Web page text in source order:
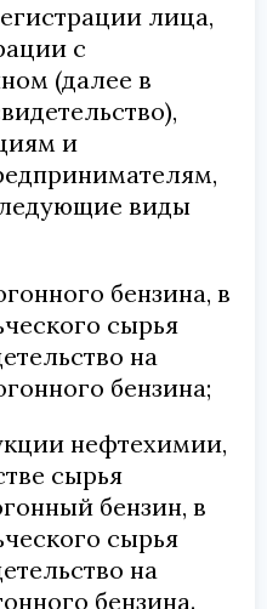
лица,
с
(далее в
и
виды
бензина, в
сырья
на
бензина;
нефтехимии,
сырья
бензин, в
сырья
на
бензина.